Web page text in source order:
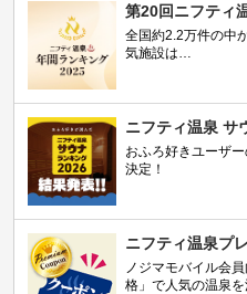
第20回ニフティ
全国約2.2万件の中
気施設は…
ニフティ温泉 サ
おふろ好きユーザ
決定！
ニフティ温泉プ
ノジマモバイル会
格」で人気の温泉を